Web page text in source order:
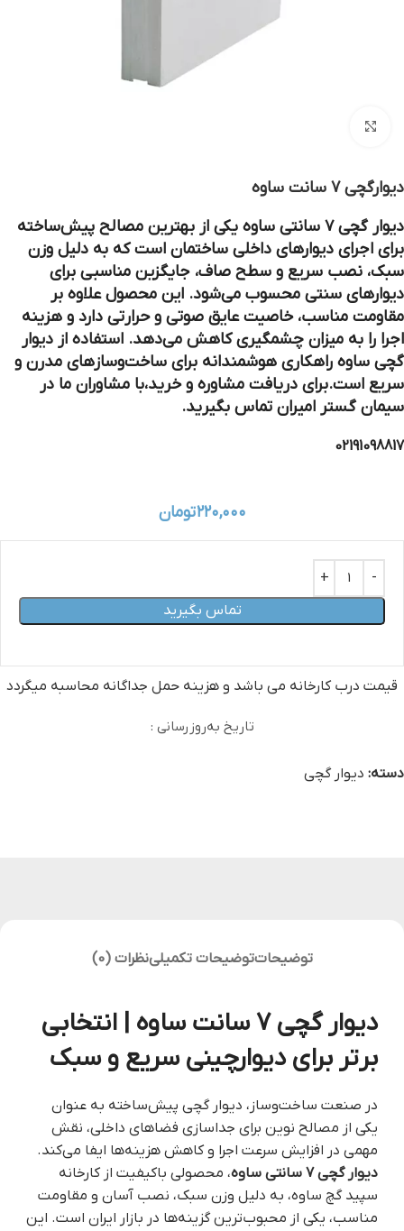
دیوارگچی 7 سانت ساوه
دیوار گچی ۷ سانتی ساوه یکی از بهترین مصالح پیش‌ساخته
برای اجرای دیوارهای داخلی ساختمان است که به دلیل وزن
سبک، نصب سریع و سطح صاف، جایگزین مناسبی برای
دیوارهای سنتی محسوب می‌شود. این محصول علاوه بر
مقاومت مناسب، خاصیت عایق صوتی و حرارتی دارد و هزینه
اجرا را به میزان چشمگیری کاهش می‌دهد. استفاده از دیوار
گچی ساوه راهکاری هوشمندانه برای ساخت‌وسازهای مدرن و
سریع است.برای دریافت مشاوره و خرید،با مشاوران ما در
سیمان گستر امیران تماس بگیرید.
02191098817
۲۲۰,۰۰۰تومان
تماس بگیرید
قیمت درب کارخانه می‏ باشد و هزینه حمل جداگانه محاسبه میگردد
تاریخ به‌روزرسانی :
دسته: دیوار گچی
توضیحاتتوضیحات تکمیلینظرات (0)
دیوار گچی 7 سانت ساوه | انتخابی
برتر برای دیوارچینی سریع و سبک
در صنعت ساخت‌وساز، دیوار گچی پیش‌ساخته به عنوان
یکی از مصالح نوین برای جداسازی فضاهای داخلی، نقش
مهمی در افزایش سرعت اجرا و کاهش هزینه‌ها ایفا می‌کند.
دیوار گچی ۷ سانتی ساوه
، محصولی باکیفیت از کارخانه
سپید گچ ساوه، به دلیل وزن سبک، نصب آسان و مقاومت
مناسب، یکی از محبوب‌ترین گزینه‌ها در بازار ایران است. این